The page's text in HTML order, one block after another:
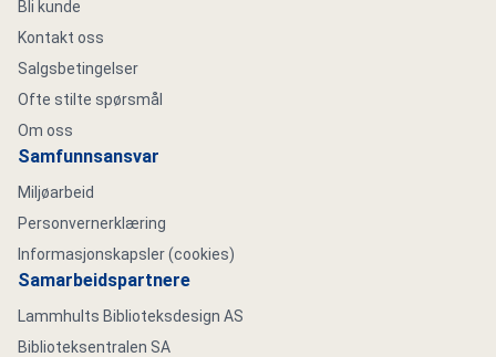
Bli kunde
Kontakt oss
Salgsbetingelser
Ofte stilte spørsmål
Om oss
Samfunnsansvar
Miljøarbeid
Personvernerklæring
Informasjonskapsler (cookies)
Samarbeidspartnere
Lammhults Biblioteksdesign AS
Biblioteksentralen SA